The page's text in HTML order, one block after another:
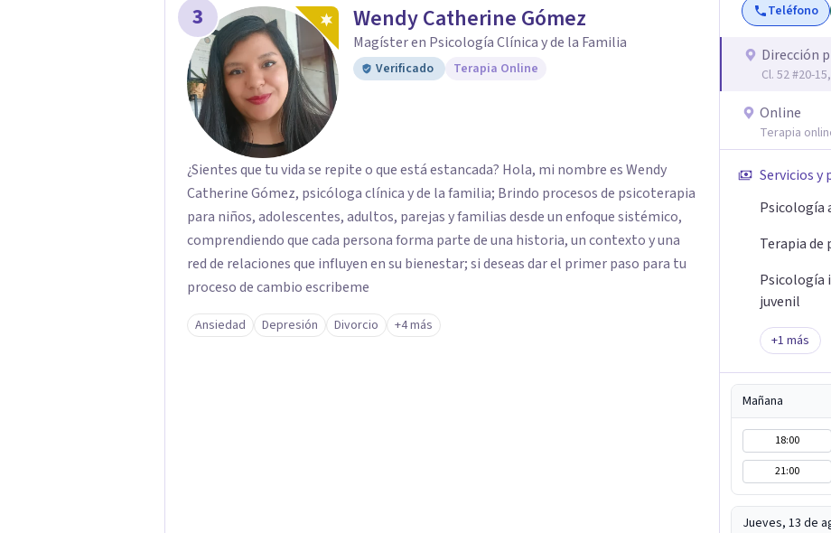
3 Wendy Catherine Gómez
Magíster en Psicología Clínica y de la Familia
Verificado Terapia Online
¿Sientes que tu vida se repite o que está estancada? Hola, mi nombre es Wendy
Catherine Gómez, psicóloga clínica y de la familia; Brindo procesos de psicoterapia
para niños, adolescentes, adultos, parejas y familias desde un enfoque sistémico,
comprendiendo que cada persona forma parte de una historia, un contexto y una
red de relaciones que influyen en su bienestar; si deseas dar el primer paso para tu
proceso de cambio escribeme
Ansiedad Depresión Divorcio +4 más
Teléfono
Dirección
Cl. 52 #20-
Online
Terapia
Servicios y
Psicología
Terapia de
Psicología
juvenil
+1 más
Mañana
18:00
21:00
Jueves, 13 de